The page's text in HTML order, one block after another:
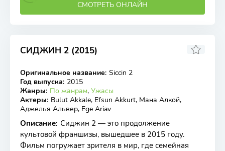
СМОТРЕТЬ ОНЛАЙН
СИДЖИН 2 (2015)
WEB-DLRip
6.1
Оригинальное название: Siccin 2
Год выпуска: 2015
Жанры: По жанрам, Ужасы
Актеры: Bulut Akkale, Efsun Akkurt, Мана Алкой,
Аджелья Альвер, Ege Ariav
Описание: Сиджин 2 — это продолжение
культовой франшизы, вышедшее в 2015 году.
Фильм погружает зрителя в мир, где семейная